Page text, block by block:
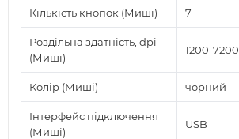
Кількість кнопок (Миші) 7
Роздільна здатність, dpi
(Миші)
1200-7200
Колір (Миші) чорний
Інтерфейс підключення
(Миші)
USB